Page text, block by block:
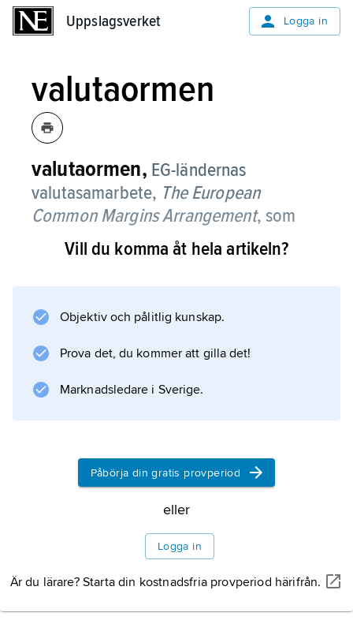
Uppslagsverket Logga in
valutaormen
valutaormen, EG-ländernas
valutasamarbete, The European
Common Margins Arrangement, som
trädde i kraft 1972 och med ett antal
förändringar gällde tills det ersattes av
Deltagande valutor bands med ett snävt
vidare gentemot andra valutor, främst dollar.
Även länder utanför EG deltog i samarbetet,
Information om artikeln
Vill du komma åt hela artikeln?
Objektiv och pålitlig kunskap.
Prova det, du kommer att gilla det!
Marknadsledare i Sverige.
Påbörja din gratis provperiod
eller
Logga in
Är du lärare? Starta din kostnadsfria provperiod härifrån.